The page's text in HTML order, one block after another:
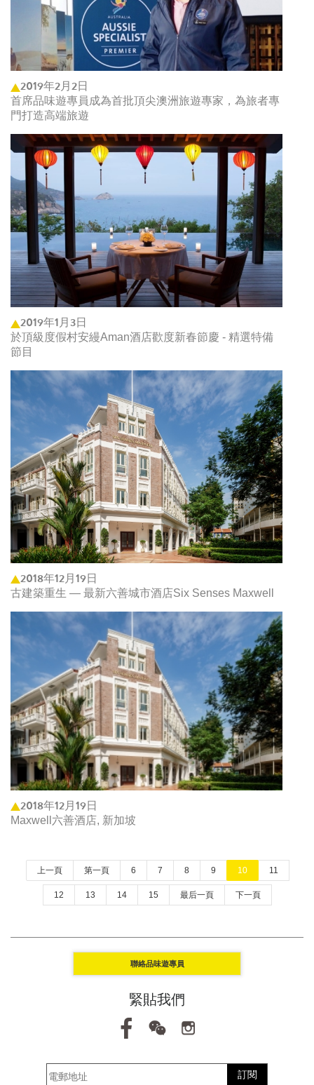
2019年2月2日
首席品味遊專員成為首批頂尖澳洲旅遊專家，為旅者專
門打造高端旅遊
2019年1月3日
於頂級度假村安縵Aman酒店歡度新春節慶 - 精選特備
節目
2018年12月19日
古建築重生 — 最新六善城市酒店Six Senses Maxwell
2018年12月19日
Maxwell六善酒店, 新加坡
上一頁 第一頁 6 7 8 9 10 11
12 13 14 15 最后一頁 下一頁
聯絡品味遊專員
緊貼我們
訂閱